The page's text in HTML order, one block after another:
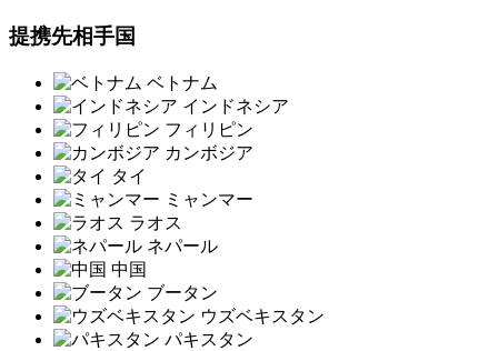
提携先相手国
ベトナム
インドネシア
フィリピン
カンボジア
タイ
ミャンマー
ラオス
ネパール
中国
ブータン
ウズベキスタン
パキスタン